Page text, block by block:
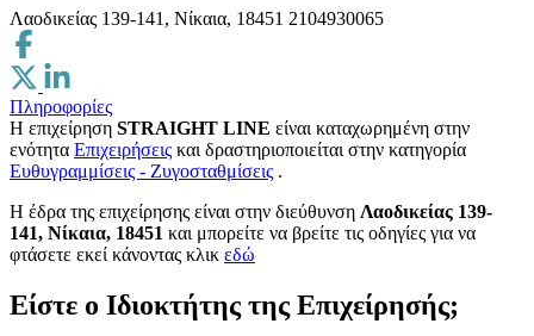
Λαοδικείας 139-141, Νίκαια, 18451 2104930065
Πληροφορίες
Η επιχείρηση STRAIGHT LINE είναι καταχωρημένη στην
ενότητα Επιχειρήσεις και δραστηριοποιείται στην κατηγορία
Ευθυγραμμίσεις - Ζυγοσταθμίσεις .
H έδρα της επιχείρησης είναι στην διεύθυνση Λαοδικείας 139-
141, Νίκαια, 18451 και μπορείτε να βρείτε τις οδηγίες για να
φτάσετε εκεί κάνοντας κλικ εδώ
Είστε ο Ιδιοκτήτης της Επιχείρησής;